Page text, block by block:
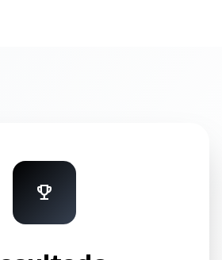
emoji_events